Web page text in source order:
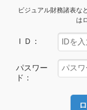
ビジュアル財務諸表な
は
ＩＤ：
パスワー
ド：